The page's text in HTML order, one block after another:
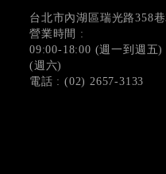
台北市內湖區瑞光路358
營業時間 :
09:00-18:00 (週一到週五
(週六)
電話 : (02) 2657-3133